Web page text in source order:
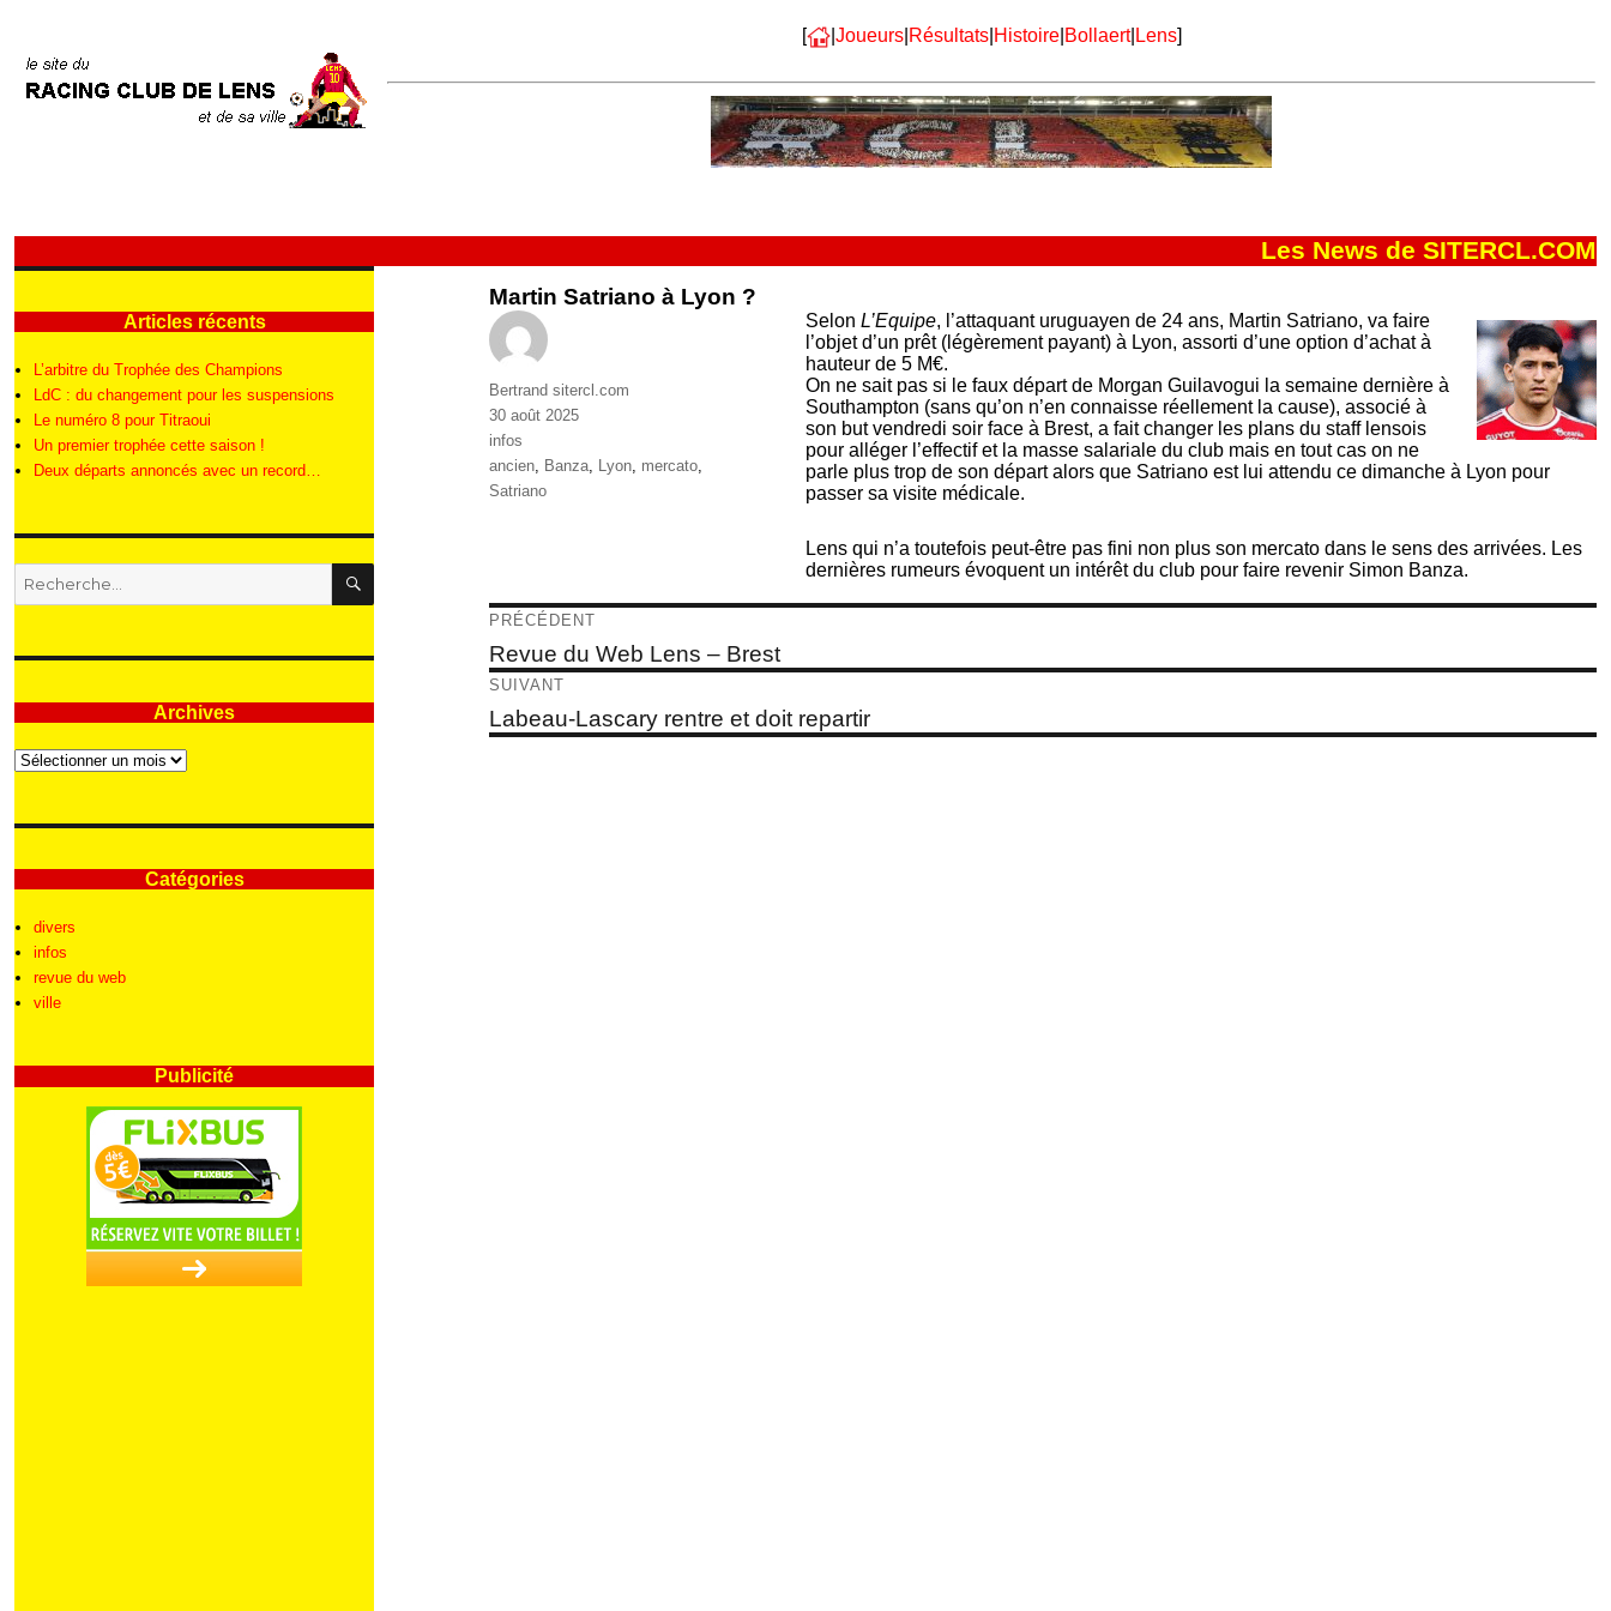
[ | Joueurs| Résultats| Histoire| Bollaert| Lens]
Les News de SITERCL.COM
Martin Satriano à Lyon ?
Selon L’Equipe, l’attaquant uruguayen de 24 ans, Martin Satriano, va faire
l’objet d’un prêt (légèrement payant) à Lyon, assorti d’une option d’achat à
hauteur de 5 M€.
On ne sait pas si le faux départ de Morgan Guilavogui la semaine dernière à
Southampton (sans qu’on n’en connaisse réellement la cause), associé à
son but vendredi soir face à Brest, a fait changer les plans du staff lensois
pour alléger l’effectif et la masse salariale du club mais en tout cas on ne
parle plus trop de son départ alors que Satriano est lui attendu ce dimanche à Lyon pour
passer sa visite médicale.
Lens qui n’a toutefois peut-être pas fini non plus son mercato dans le sens des arrivées. Les
dernières rumeurs évoquent un intérêt du club pour faire revenir Simon Banza.
Auteur
Bertrand sitercl.com
Publié
le
30 août 2025
Catégories
infos
Étiquettes
ancien, Banza, Lyon, mercato,
Satriano
Navigation
de
l’article
PRÉCÉDENT
Article
précédent :
Revue du Web Lens – Brest
SUIVANT
Article
suivant :
Labeau-Lascary rentre et doit repartir
Articles récents
L’arbitre du Trophée des Champions
LdC : du changement pour les suspensions
Le numéro 8 pour Titraoui
Un premier trophée cette saison !
Deux départs annoncés avec un record…
Recherche
pour
RECHERCHE
Archives
Archives
Catégories
divers
infos
revue du web
ville